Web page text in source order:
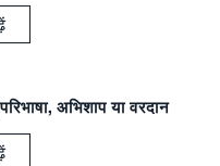
अभिशाप या वरदान